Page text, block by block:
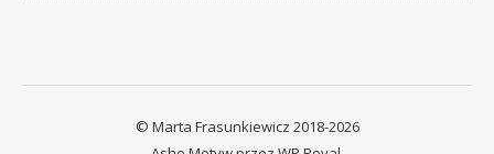
© Marta Frasunkiewicz 2018-2026